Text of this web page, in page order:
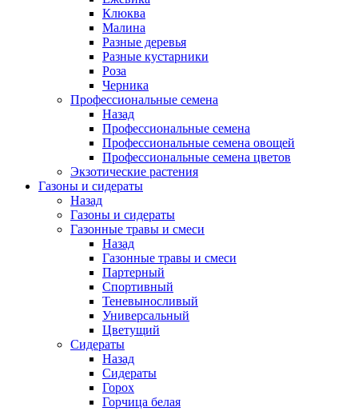
Клюква
Малина
Разные деревья
Разные кустарники
Роза
Черника
Профессиональные семена
Назад
Профессиональные семена
Профессиональные семена овощей
Профессиональные семена цветов
Экзотические растения
Газоны и сидераты
Назад
Газоны и сидераты
Газонные травы и смеси
Назад
Газонные травы и смеси
Партерный
Спортивный
Теневыносливый
Универсальный
Цветущий
Сидераты
Назад
Сидераты
Горох
Горчица белая